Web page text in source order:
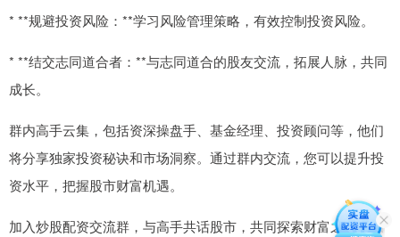
* **规避投资风险：**学习风险管理策略，有效控制投资风险。
* **结交志同道合者：**与志同道合的股友交流，拓展人脉，共同
成长。
群内高手云集，包括资深操盘手、基金经理、投资顾问等，他们
将分享独家投资秘诀和市场洞察。通过群内交流，您可以提升投
资水平，把握股市财富机遇。
加入炒股配资交流群，与高手共话股市，共同探索财富之路。扫